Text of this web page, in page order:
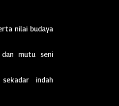
nilai budaya
dan mutu seni
indah